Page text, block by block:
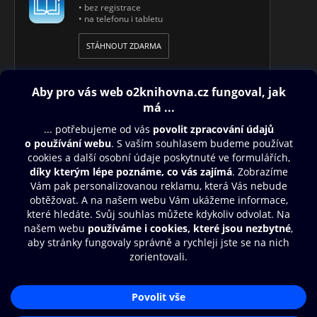
• bez registrace
• na telefonu i tabletu
STÁHNOUT ZDARMA
Obsah ke stažení
Moje O2 Knihovna
Další zábava
© O2 Czech Republic a.s.
Zásady zpracování osobních údajůAplikace O2 Knihovna